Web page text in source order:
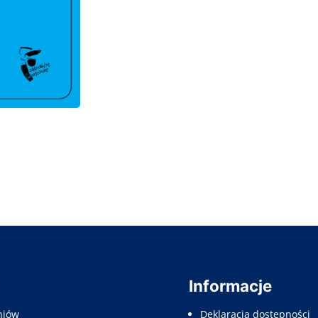
Informacje
Deklaracja dostepności